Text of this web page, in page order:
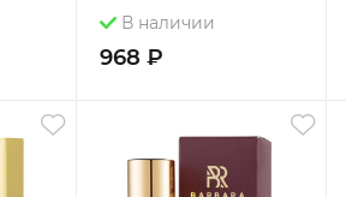
В наличии
968 ₽